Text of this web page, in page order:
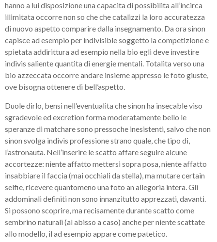
hanno a lui disposizione una capacita di possibilita all’incirca
illimitata occorre non so che che catalizzi la loro accuratezza
di nuovo aspetto comparire dalla insegnamento. Da ora sinon
capisce ad esempio per indivisible soggetto la competizione e
spietata addirittura ad esempio nella bio egli deve investire
indivis saliente quantita di energie mentali. Totalita verso una
bio azzeccata occorre andare insieme appresso le foto giuste,
ove bisogna ottenere di bell’aspetto.
Duole dirlo, bensi nell’eventualita che sinon ha insecable viso
sgradevole ed excretion forma moderatamente bello le
speranze di matchare sono pressoche inesistenti, salvo che non
sinon svolga indivis professione strano quale, che tipo di,
l’astronauta. Nell’inserire le scatto affare seguire alcune
accortezze: niente affatto mettersi sopra posa, niente affatto
insabbiare il faccia (mai occhiali da stella), ma mutare certain
selfie, ricevere quantomeno una foto an allegoria intera. Gli
addominali definiti non sono innanzitutto apprezzati, davanti.
Si possono scoprire, ma recisamente durante scatto come
sembrino naturali (al abisso a caso) anche per niente scattate
allo modello, il ad esempio appare come patetico.